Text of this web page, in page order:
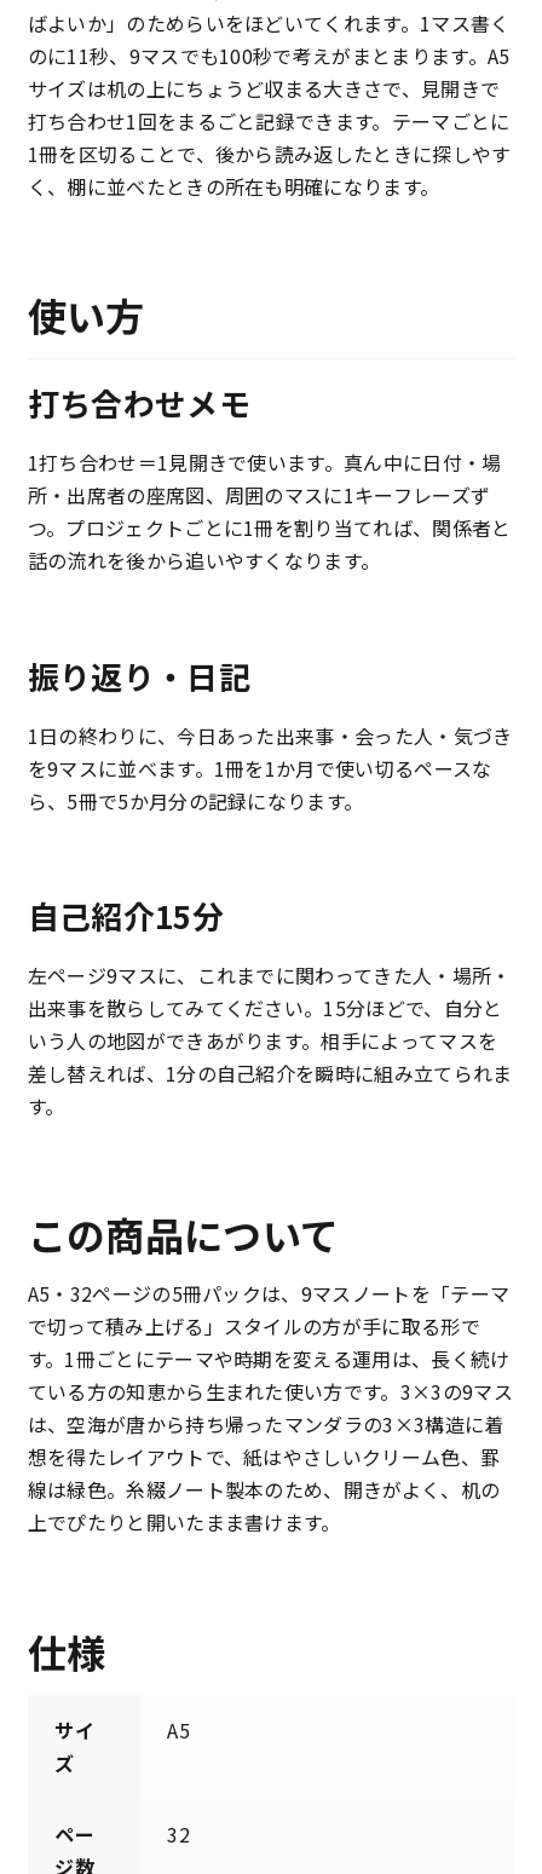
ばよいか」のためらいをほどいてくれます。1マス書く
のに11秒、9マスでも100秒で考えがまとまります。A5
サイズは机の上にちょうど収まる大きさで、見開きで
打ち合わせ1回をまるごと記録できます。テーマごとに
1冊を区切ることで、後から読み返したときに探しやす
く、棚に並べたときの所在も明確になります。
使い方
打ち合わせメモ
1打ち合わせ＝1見開きで使います。真ん中に日付・場
所・出席者の座席図、周囲のマスに1キーフレーズず
つ。プロジェクトごとに1冊を割り当てれば、関係者と
話の流れを後から追いやすくなります。
振り返り・日記
1日の終わりに、今日あった出来事・会った人・気づき
を9マスに並べます。1冊を1か月で使い切るペースな
ら、5冊で5か月分の記録になります。
自己紹介15分
左ページ9マスに、これまでに関わってきた人・場所・
出来事を散らしてみてください。15分ほどで、自分と
いう人の地図ができあがります。相手によってマスを
差し替えれば、1分の自己紹介を瞬時に組み立てられま
す。
この商品について
A5・32ページの5冊パックは、9マスノートを「テーマ
で切って積み上げる」スタイルの方が手に取る形で
す。1冊ごとにテーマや時期を変える運用は、長く続け
ている方の知恵から生まれた使い方です。3×3の9マス
は、空海が唐から持ち帰ったマンダラの3×3構造に着
想を得たレイアウトで、紙はやさしいクリーム色、罫
線は緑色。糸綴ノート製本のため、開きがよく、机の
上でぴたりと開いたまま書けます。
仕様
サイ
ズ
A5
ペー
ジ数
32